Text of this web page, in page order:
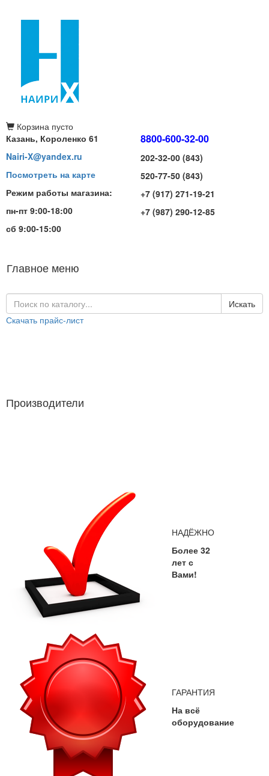
Корзина пусто
Казань, Короленко 61
Nairi-X@yandex.ru
Посмотреть на карте
Режим работы магазина:
пн-пт 9:00-18:00
сб 9:00-15:00
8800-600-32-00
202-32-00 (843)
520-77-50 (843)
+7 (917) 271-19-21
+7 (987) 290-12-85
Главное меню
Искать
Скачать прайс-лист
Производители
НАДЁЖНО
Более 32
лет с
Вами!
ГАРАНТИЯ
На всё
оборудование